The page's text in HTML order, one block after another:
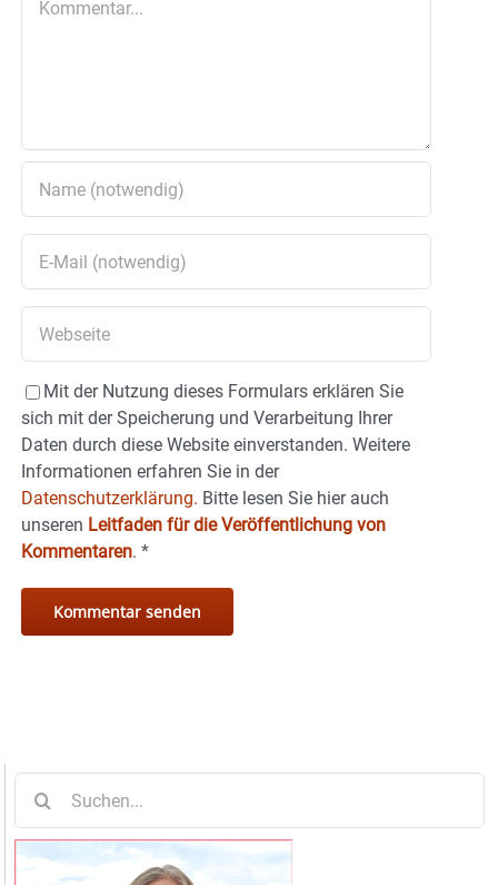
Mit der Nutzung dieses Formulars erklären Sie
sich mit der Speicherung und Verarbeitung Ihrer
Daten durch diese Website einverstanden. Weitere
Informationen erfahren Sie in der
Datenschutzerklärung. Bitte lesen Sie hier auch
unseren Leitfaden für die Veröffentlichung von
Kommentaren. *
nach: